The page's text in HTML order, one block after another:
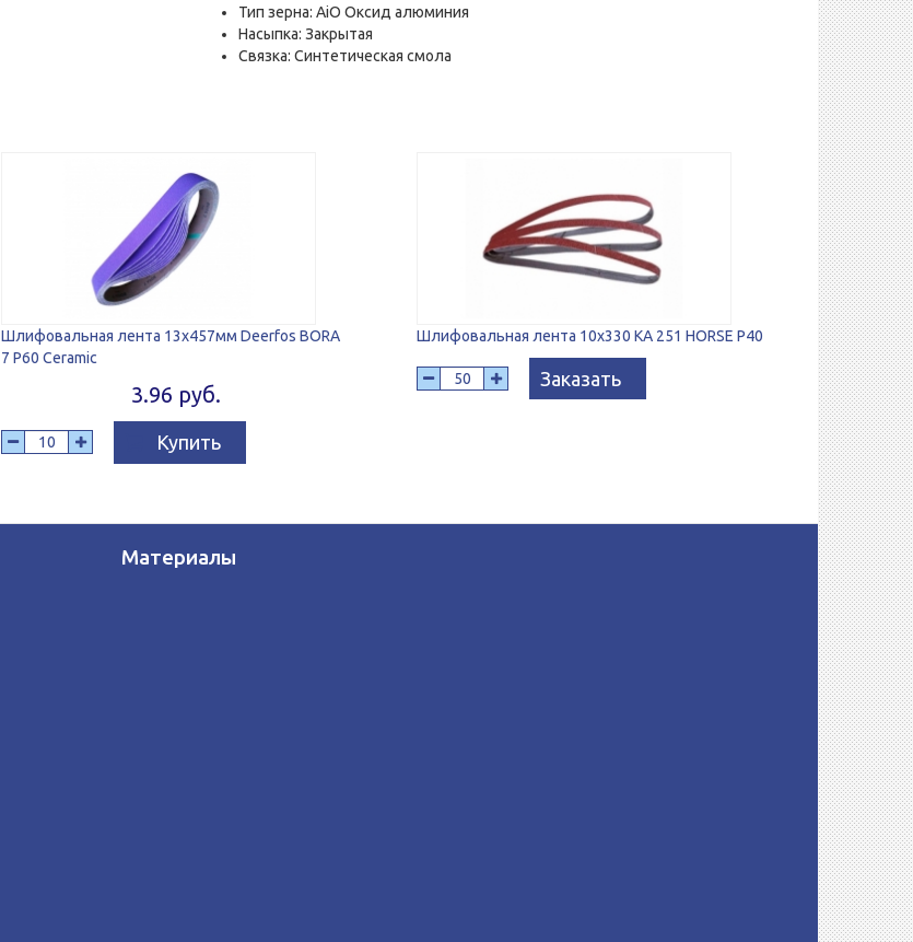
Тип зерна: AiO Оксид алюминия
Насыпка: Закрытая
Связка: Синтетическая смола
Шлифовальная лента 13х457мм Deerfos BORA
7 P60 Ceramic
3.96 руб.
Купить
Шлифовальная лента 10х330 KA 251 HORSE P40
Заказать
Материалы